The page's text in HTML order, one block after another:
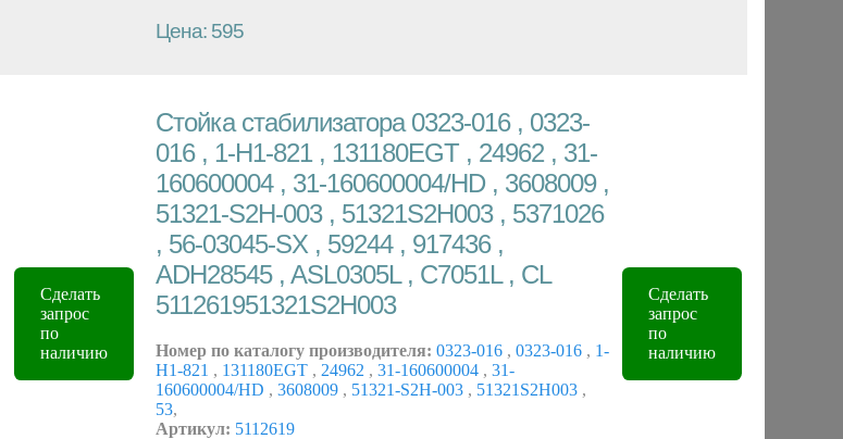
Цена: 595
Сделать
запрос
по
наличию
Стойка стабилизатора 0323-016 , 0323-
016 , 1-H1-821 , 131180EGT , 24962 , 31-
160600004 , 31-160600004/HD , 3608009 ,
51321-S2H-003 , 51321S2H003 , 5371026
, 56-03045-SX , 59244 , 917436 ,
ADH28545 , ASL0305L , C7051L , CL
511261951321S2H003
Номер по каталогу производителя: 0323-016 , 0323-016 , 1-
H1-821 , 131180EGT , 24962 , 31-160600004 , 31-
160600004/HD , 3608009 , 51321-S2H-003 , 51321S2H003 ,
53,
Артикул: 5112619
Сделать
запрос
по
наличию